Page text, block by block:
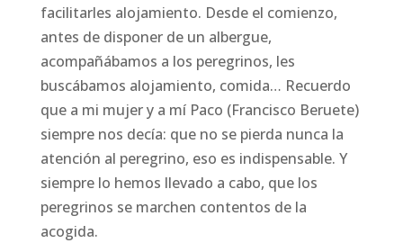
facilitarles alojamiento. Desde el comienzo,
antes de disponer de un albergue,
acompañábamos a los peregrinos, les
buscábamos alojamiento, comida… Recuerdo
que a mi mujer y a mí Paco (Francisco Beruete)
siempre nos decía: que no se pierda nunca la
atención al peregrino, eso es indispensable. Y
siempre lo hemos llevado a cabo, que los
peregrinos se marchen contentos de la
acogida.